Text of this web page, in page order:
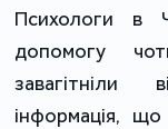
Психологи в
допомогу
завагітніли
інформація,